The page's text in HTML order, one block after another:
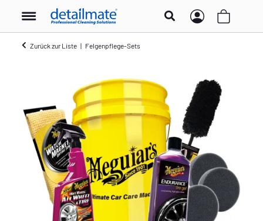
Zurück zur Liste Felgenpflege-Sets